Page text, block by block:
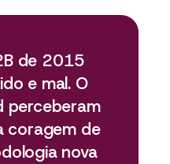
de 2015
e mal. O
perceberam
coragem de
nova